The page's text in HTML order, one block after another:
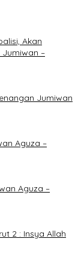
Akan
Jumiwan –
Jumiwan
Aguza –
Aguza –
2 : Insya Allah